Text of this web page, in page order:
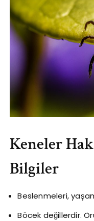
Keneler
Bilgiler
Beslenmeleri,
Böcek değillerdir.